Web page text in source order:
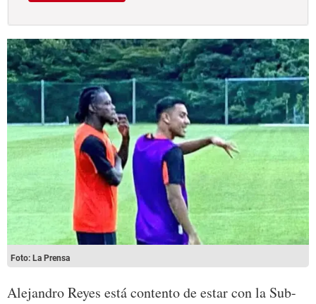
Foto: La Prensa
Alejandro Reyes está contento de estar con la Sub-